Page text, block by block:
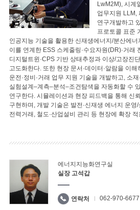
LwM2M), 시계
업무지원 LLM,
연구개발하고
프로토콜 표준
인공지능 기술을 활용한 신재생에너지/분산에너
이를 연계한 ESS 스케줄링·수요자원(DR)·거래
디지털트윈·CPS 기반 상태추정과 이상/고장진
고도화한다. 또한 현장 문서·데이터·알람을 이
운전·정비·거래 업무 지원 기술을 개발하고, 소
실험설계–계측–분석–조건탐색을 자동화할 수
연구한다. 시뮬레이션과 현장 피드백을 통해 신
구현하며, 개발 기술은 발전·신재생 에너지 운영
전력거래, 철도·산업설비 관리 등 현장에 확장
에너지지능화연구실
실장 고석갑
연락처 062-970-6677